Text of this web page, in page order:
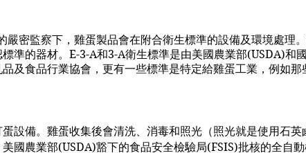
嚴密監察下，雞蛋製品會在附合衛生標準的設備及環境處理
準的器材。E-3-A和3-A衛生標準是由美國農業部(USDA)和
及食品行業協會，更有一些標準是特定給雞蛋工業，例如那
設備。雞蛋收集後會清洗、消毒和照光（照光就是使用石
國農業部(USDA)豁下的食品安全檢驗局(FSIS)批核的全自